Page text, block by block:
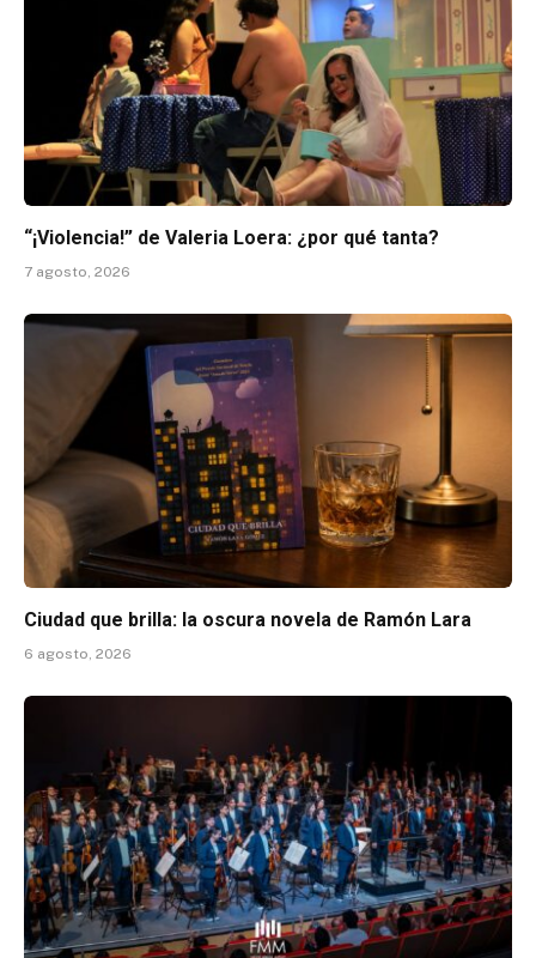
“¡Violencia!” de Valeria Loera: ¿por qué tanta?
7 agosto, 2026
Ciudad que brilla: la oscura novela de Ramón Lara
6 agosto, 2026